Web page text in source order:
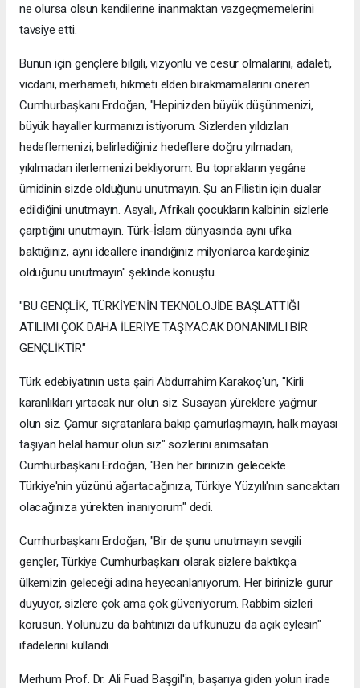
ne olursa olsun kendilerine inanmaktan vazgeçmemelerini
tavsiye etti.
Bunun için gençlere bilgili, vizyonlu ve cesur olmalarını, adaleti,
vicdanı, merhameti, hikmeti elden bırakmamalarını öneren
Cumhurbaşkanı Erdoğan, "Hepinizden büyük düşünmenizi,
büyük hayaller kurmanızı istiyorum. Sizlerden yıldızları
hedeflemenizi, belirlediğiniz hedeflere doğru yılmadan,
yıkılmadan ilerlemenizi bekliyorum. Bu toprakların yegâne
ümidinin sizde olduğunu unutmayın. Şu an Filistin için dualar
edildiğini unutmayın. Asyalı, Afrikalı çocukların kalbinin sizlerle
çarptığını unutmayın. Türk-İslam dünyasında aynı ufka
baktığınız, aynı ideallere inandığınız milyonlarca kardeşiniz
olduğunu unutmayın" şeklinde konuştu.
"BU GENÇLİK, TÜRKİYE’NİN TEKNOLOJİDE BAŞLATTIĞI
ATILIMI ÇOK DAHA İLERİYE TAŞIYACAK DONANIMLI BİR
GENÇLİKTİR"
Türk edebiyatının usta şairi Abdurrahim Karakoç'un, "Kirli
karanlıkları yırtacak nur olun siz. Susayan yüreklere yağmur
olun siz. Çamur sıçratanlara bakıp çamurlaşmayın, halk mayası
taşıyan helal hamur olun siz" sözlerini anımsatan
Cumhurbaşkanı Erdoğan, "Ben her birinizin gelecekte
Türkiye'nin yüzünü ağartacağınıza, Türkiye Yüzyılı'nın sancaktarı
olacağınıza yürekten inanıyorum" dedi.
Cumhurbaşkanı Erdoğan, "Bir de şunu unutmayın sevgili
gençler, Türkiye Cumhurbaşkanı olarak sizlere baktıkça
ülkemizin geleceği adına heyecanlanıyorum. Her birinizle gurur
duyuyor, sizlere çok ama çok güveniyorum. Rabbim sizleri
korusun. Yolunuzu da bahtınızı da ufkunuzu da açık eylesin"
ifadelerini kullandı.
Merhum Prof. Dr. Ali Fuad Başgil'in, başarıya giden yolun irade